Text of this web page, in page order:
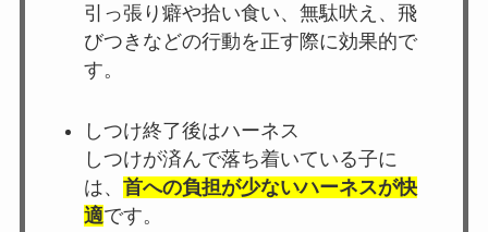
引っ張り癖や拾い食い、無駄吠え、飛
びつきなどの行動を正す際に効果的で
す。
しつけ終了後はハーネス
しつけが済んで落ち着いている子に
は、 首への負担が少ないハーネスが快
適です。